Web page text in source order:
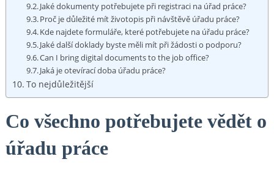
Jaké⁢ dokumenty potřebujete při ⁣registraci na úřad práce?
Proč⁤ je ⁤důležité mít‍ životopis při návštěvě úřadu práce?
Kde​ najdete formuláře, které potřebujete na úřadu práce?
Jaké ⁣další doklady byste měli mít při žádosti ‌o podporu?
Can I bring digital documents to‌ the job⁢ office?
Jaká je otevírací doba ‌úřadu práce?
To ​nejdůležitější
Co všechno potřebujete⁢ vědět o
úřadu práce